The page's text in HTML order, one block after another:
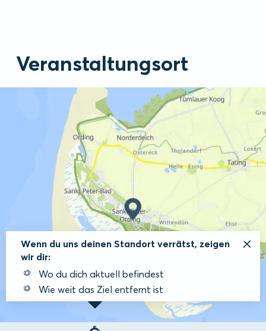
Veranstaltungsort
Wenn du uns deinen Standort verrätst, zeigen
wir dir:
Wo du dich aktuell befindest
Wie weit das Ziel entfernt ist